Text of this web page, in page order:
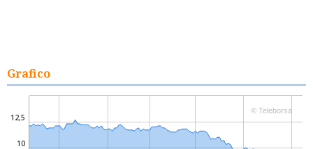
Grafico
10
12,5
© Teleborsa